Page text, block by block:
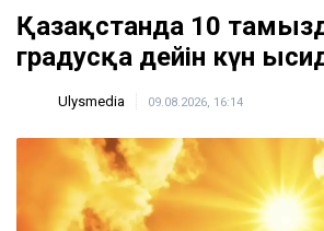
Қазақстанда 10
градусқа дейін күн
Ulysmedia 09.08.2026, 16:14